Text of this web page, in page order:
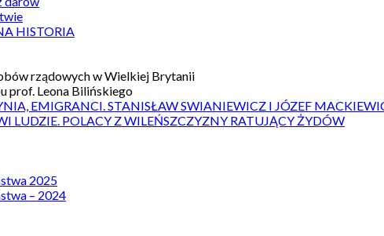
HISTORIA
rządowych w Wielkiej Brytanii
prof. Leona Bilińskiego
EMIGRANCI. STANISŁAW SWIANIEWICZ I JÓZEF
LUDZIE. POLACY Z WILEŃSZCZYZNY RATUJĄCY ŻYDÓW
2025
– 2024